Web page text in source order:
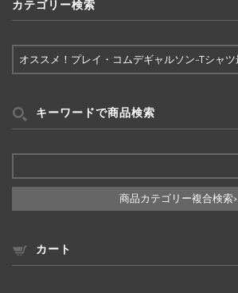
カテゴリー検索
テ
ー
検
キーワードで商品検索
商品カテゴリー複合検索>
カート